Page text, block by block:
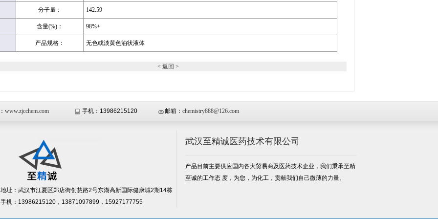
分子量： 142.59
含量(%)： 98%+
产品规格： 无色或淡黄色油状液体
< 返回 >
www.zjcchem.com 手机：13986215120 邮箱： chemistry888@126.com
地址：武汉市江夏区郑店街创慧路2号东湖高新国际健康城2期14栋
手机：13986215120，13871097899，15927177755
武汉至精诚医药技术有限公司
产品目前主要供应国内各大贸易商及医药技术企业，我们秉承至精
至诚的工作态 度，为您，为化工，贡献我们自己微薄的力量。